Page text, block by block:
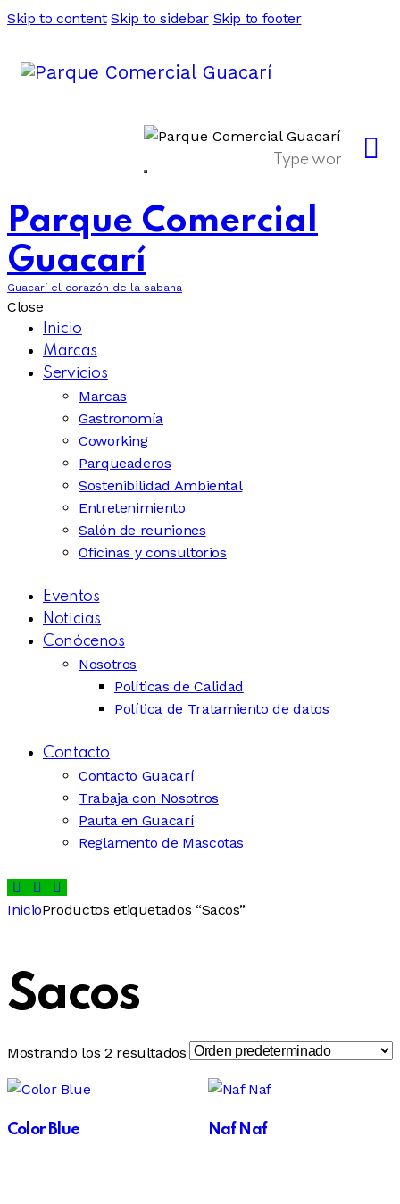
Skip to content Skip to sidebar Skip to footer
Parque Comercial
Guacarí
Guacarí el corazón de la sabana
Close
Inicio
Marcas
Servicios
Marcas
Gastronomía
Coworking
Parqueaderos
Sostenibilidad Ambiental
Entretenimiento
Salón de reuniones
Oficinas y consultorios
Eventos
Noticias
Conócenos
Nosotros
Políticas de Calidad
Política de Tratamiento de datos
Contacto
Contacto Guacarí
Trabaja con Nosotros
Pauta en Guacarí
Reglamento de Mascotas
InicioProductos etiquetados “Sacos”
Sacos
Mostrando los 2 resultados
Color Blue Naf Naf